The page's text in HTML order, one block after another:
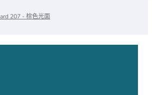
207 - 棕色光面